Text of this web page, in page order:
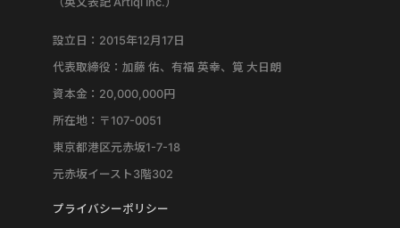
設立日：2015年12月17日
代表取締役：加藤 佑、有福 英幸、筧 大日朗
資本金：20,000,000円
所在地：〒107-0051
東京都港区元赤坂1-7-18
元赤坂イースト3階302
プライバシーポリシー